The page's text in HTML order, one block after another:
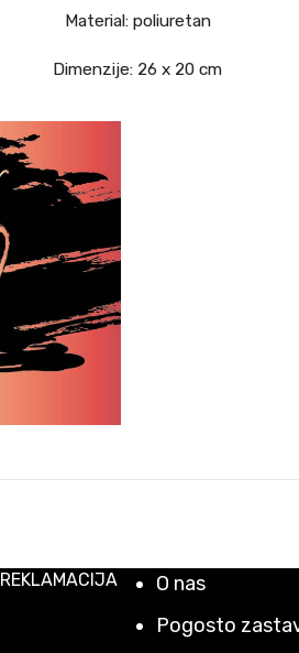
Material: poliuretan
Dimenzije: 26 x 20 cm
O nas
Pogosto